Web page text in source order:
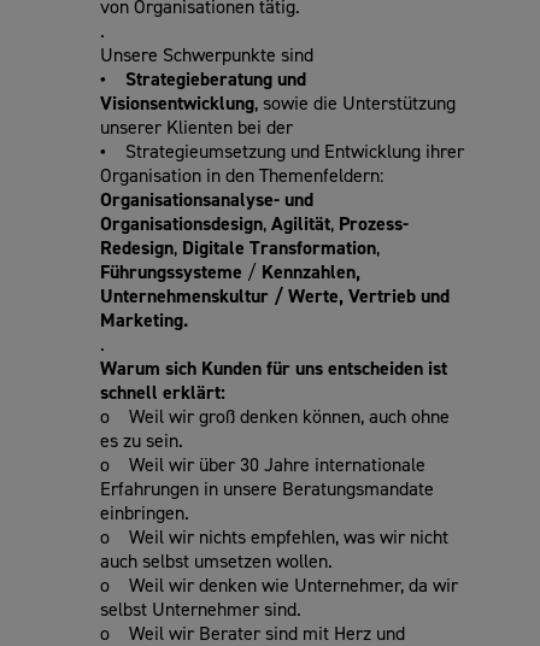
von Organisationen tätig.
.
Unsere Schwerpunkte sind
• Strategieberatung und
Visionsentwicklung, sowie die Unterstützung
unserer Klienten bei der
• Strategieumsetzung und Entwicklung ihrer
Organisation in den Themenfeldern:
Organisationsanalyse- und
Organisationsdesign,Agilität, Prozess-
Redesign, Digitale Transformation,
Führungssysteme / Kennzahlen,
Unternehmenskultur / Werte, Vertrieb und
Marketing.
.
Warum sich Kunden für uns entscheiden ist
schnell erklärt:
o Weil wir groß denken können, auch ohne
es zu sein.
o Weil wir über 30 Jahre internationale
Erfahrungen in unsere Beratungsmandate
einbringen.
o Weil wir nichts empfehlen, was wir nicht
auch selbst umsetzen wollen.
o Weil wir denken wie Unternehmer, da wir
selbst Unternehmer sind.
o Weil wir Berater sind mit Herz und